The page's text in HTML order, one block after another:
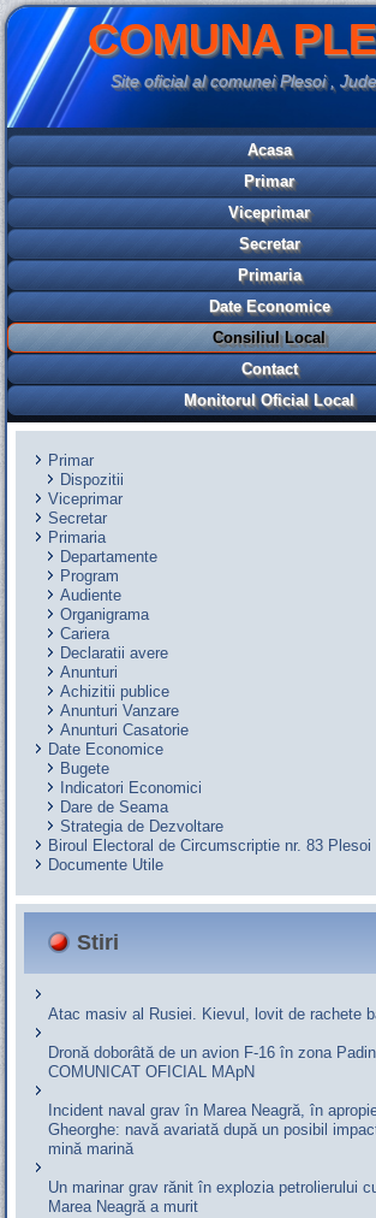
COMUNA
Site oficial al comunei Plesoi ,
Acasa
Primar
Viceprimar
Secretar
Primaria
Date Economice
Consiliul Local
Contact
Monitorul Oficial Local
Primar
Dispozitii
Viceprimar
Secretar
Primaria
Departamente
Program
Audiente
Organigrama
Cariera
Declaratii avere
Anunturi
Achizitii publice
Anunturi Vanzare
Anunturi Casatorie
Date Economice
Bugete
Indicatori Economici
Dare de Seama
Strategia de Dezvoltare
Biroul Electoral de Circumscriptie nr. 83 Plesoi
Documente Utile
Stiri
Atac masiv al Rusiei. Kievul, lovit de rachete
Dronă doborâtă de un avion F‑16 în zona
COMUNICAT OFICIAL MApN
Incident naval grav în Marea Neagră, în
Gheorghe: navă avariată după un posibil
mină marină
Un marinar grav rănit în explozia petrolierului
Marea Neagră a murit